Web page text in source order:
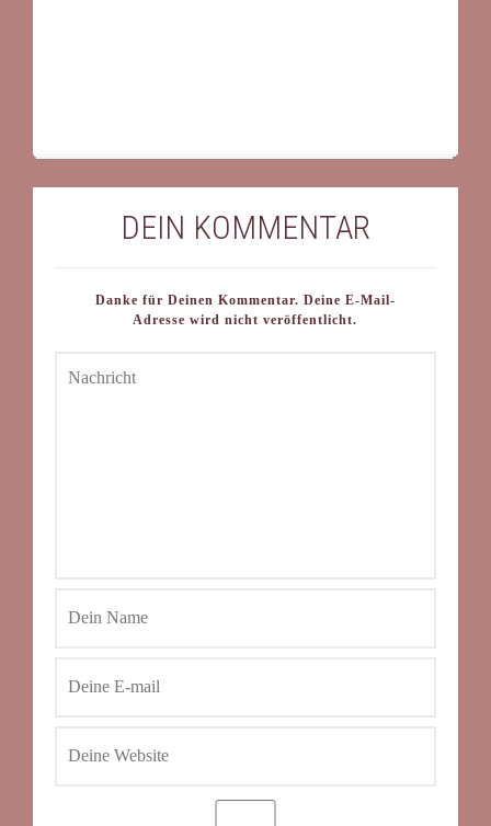
DEIN KOMMENTAR
Danke für Deinen Kommentar. Deine E-Mail-
Adresse wird nicht veröffentlicht.